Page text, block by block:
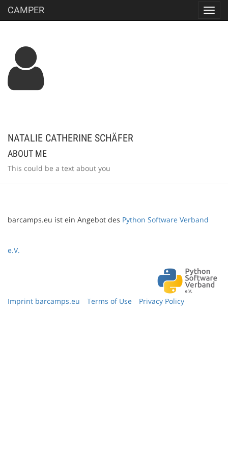
CAMPER
NATALIE CATHERINE SCHÄFER
ABOUT ME
This could be a text about you
barcamps.eu ist ein Angebot des Python Software Verband
e.V.
Imprint barcamps.eu Terms of Use Privacy Policy